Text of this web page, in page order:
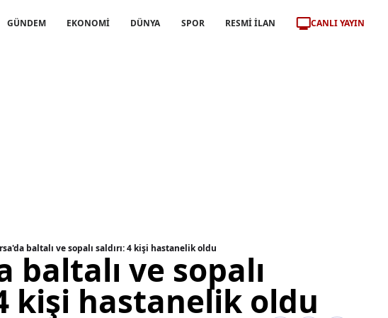
GÜNDEM EKONOMİ DÜNYA SPOR RESMİ İLAN CANLI YAYIN
baltalı ve sopalı saldırı: 4 kişi hastanelik oldu
baltalı ve sopalı
kişi hastanelik oldu